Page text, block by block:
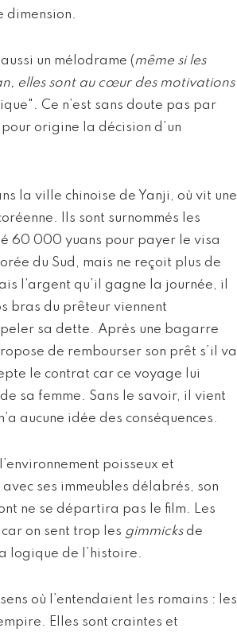
dimension.
un mélodrame (même si les
elles sont au cœur des motivations
Ce n’est sans doute pas par
origine la décision d’un
la ville chinoise de Yanji, où vit une
Ils sont surnommés les
60 000 yuans pour payer le visa
du Sud, mais ne reçoit plus de
l’argent qu’il gagne la journée, il
bras du prêteur viennent
sa dette. Après une bagarre
de rembourser son prêt s’il va
le contrat car ce voyage lui
sa femme. Sans le savoir, il vient
aucune idée des conséquences.
poisseux et
ses immeubles délabrés, son
ne se départira pas le film. Les
on sent trop les gimmicksde
logique de l’histoire.
où l’entendaient les romains : les
Elles sont craintes et